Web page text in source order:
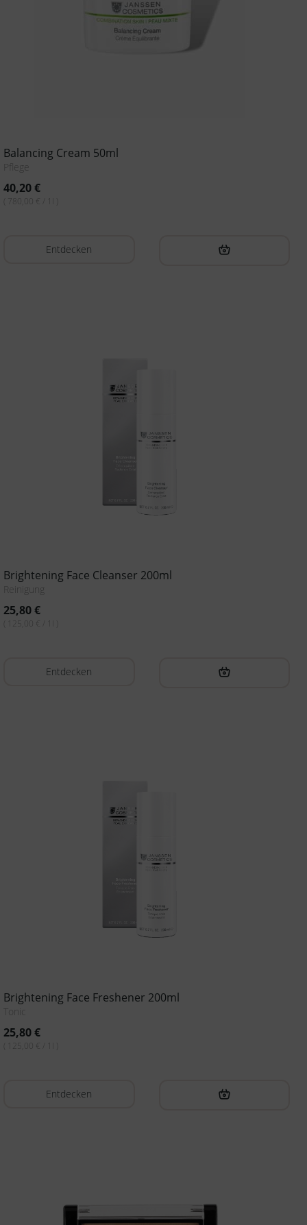
Balancing Cream 50ml
Pflege
40,20€
( 780,00 € / 1l )
Entdecken
Brightening Face Cleanser 200ml
Reinigung
25,80€
( 125,00 € / 1l )
Entdecken
Brightening Face Freshener 200ml
Tonic
25,80€
( 125,00 € / 1l )
Entdecken